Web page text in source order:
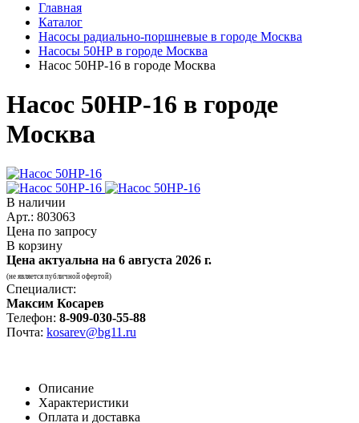
Главная
Каталог
Насосы радиально-поршневые в городе Москва
Насосы 50НР в городе Москва
Насос 50НР-16 в городе Москва
Насос 50НР-16 в городе
Москва
В наличии
Арт.: 803063
Цена по запросу
В корзину
Цена актуальна на 6 августа 2026 г.
(не является публичной офертой)
Специалист:
Максим Косарев
Телефон: 8-909-030-55-88
Почта: kosarev@bg11.ru
Описание
Характеристики
Оплата и доставка